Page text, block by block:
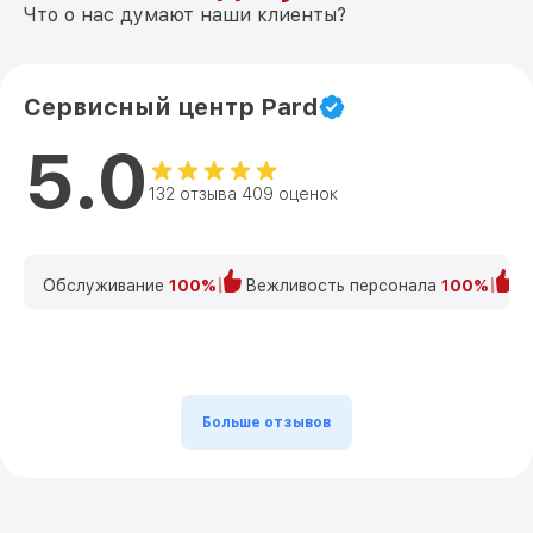
Что о нас думают наши клиенты?
Сервисный центр Pard
5.0 132 отзыва 409 оценок
Обслуживание 100% Вежливость персонала 100%
Больше отзывов